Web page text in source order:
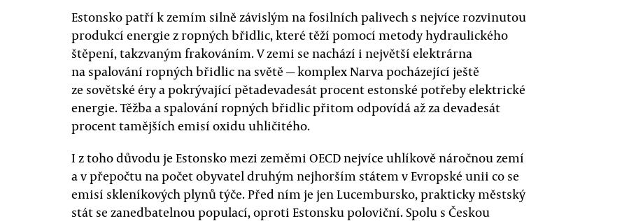
Estonsko patří k zemím silně závislým na fosilních palivech s nejvíce rozvinutou
produkcí energie z ropných břidlic, které těží pomocí metody hydraulického
štěpení, takzvaným frakováním. V zemi se nachází i největší elektrárna
na spalování ropných břidlic na světě — komplex Narva pocházející ještě
ze sovětské éry a pokrývající pětadevadesát procent estonské potřeby elektrické
energie. Těžba a spalování ropných břidlic přitom odpovídá až za devadesát
procent tamějších emisí oxidu uhličitého.
I z toho důvodu je Estonsko mezi zeměmi OECD nejvíce uhlíkově náročnou zemí
a v přepočtu na počet obyvatel druhým nejhorším státem v Evropské unii co se
emisí skleníkových plynů týče. Před ním je jen Lucembursko, prakticky městský
stát se zanedbatelnou populací, oproti Estonsku poloviční. Spolu s Českou